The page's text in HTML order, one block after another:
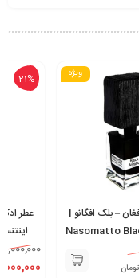
کلاب د نویت
اینتنس | Armaf Club de
Nuit
تومان
25%